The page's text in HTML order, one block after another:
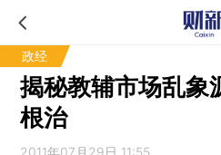
政经
揭秘教辅市场乱象
根治
2011年07月29日 11:55